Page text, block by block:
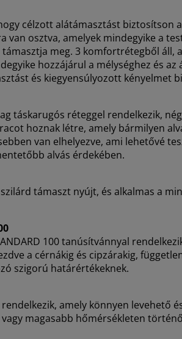
célzott alátámasztást biztosítson
van osztva, amelyek mindegyike a
támasztja meg. 3 komfortrétegből
hozzájárul a mélységhez és
és kiegyensúlyozott kényelmet
táskarugós réteggel rendelkezik,
hoznak létre, amely bármilyen
van elhelyezve, ami lehetővé
alvás érdekében.
támaszt nyújt, és alkalmas a
100 tanúsítvánnyal
a cérnákig és cipzárakig,
szigorú határértékeknek.
amely könnyen levehető
magasabb hőmérsékleten